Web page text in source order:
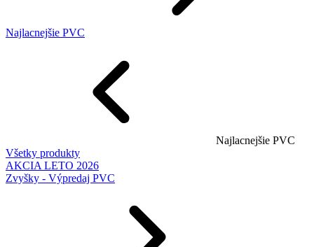
Najlacnejšie PVC
Najlacnejšie PVC
Všetky produkty
AKCIA LETO 2026
Zvyšky - Výpredaj PVC